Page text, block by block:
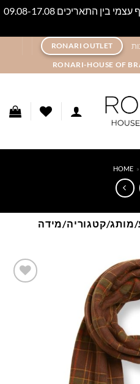
לקוחות יקרים! אין משלוחים/איסוף עצמי בין התאריכים 09.08-17.08
RONARI OUTLET
RONARI-HOUSE OF
HOME »
מותג/קטגוריה/מידה